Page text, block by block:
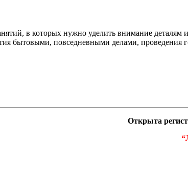
в которых нужно уделить внимание деталям
бытовыми, повседневными делами, проведения
Открыта